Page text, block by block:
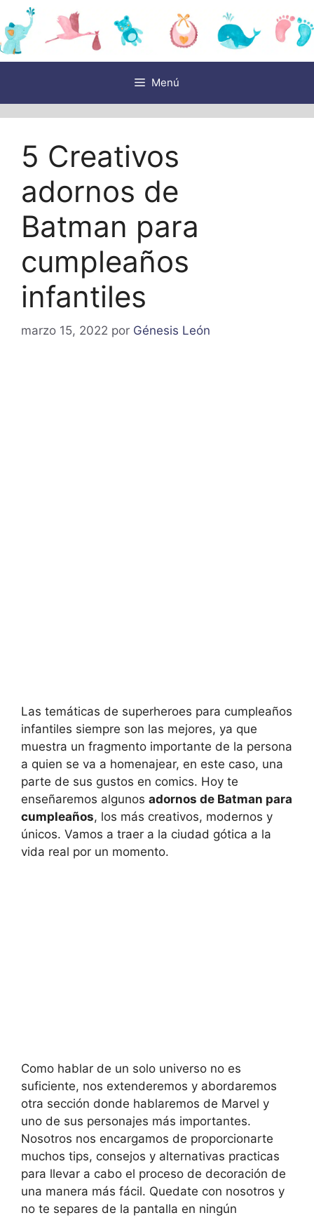
Saltar
al
contenido
Menú
5 Creativos
adornos de
Batman para
cumpleaños
infantiles
marzo 15, 2022 por Génesis León
Las temáticas de superheroes para cumpleaños
infantiles siempre son las mejores, ya que
muestra un fragmento importante de la persona
a quien se va a homenajear, en este caso, una
parte de sus gustos en comics. Hoy te
enseñaremos algunos adornos de Batman para
cumpleaños, los más creativos, modernos y
únicos. Vamos a traer a la ciudad gótica a la
vida real por un momento.
Como hablar de un solo universo no es
suficiente, nos extenderemos y abordaremos
otra sección donde hablaremos de Marvel y
uno de sus personajes más importantes.
Nosotros nos encargamos de proporcionarte
muchos tips, consejos y alternativas practicas
para llevar a cabo el proceso de decoración de
una manera más fácil. Quedate con nosotros y
no te separes de la pantalla en ningún